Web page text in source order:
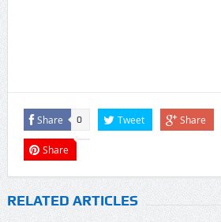
Share 0 Tweet Share
Share
RELATED ARTICLES